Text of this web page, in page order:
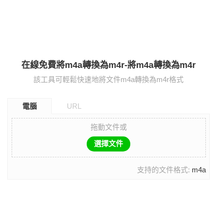
在線免費將m4a轉換為m4r-將m4a轉換為m4r
該工具可輕鬆快速地將文件m4a轉換為m4r格式
電腦 URL
拖動文件或
選擇文件
支持的文件格式: m4a